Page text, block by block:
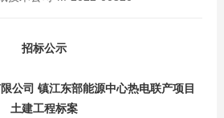
招标公示
公司 镇江东部能源中心热电联产项目
土建工程标案